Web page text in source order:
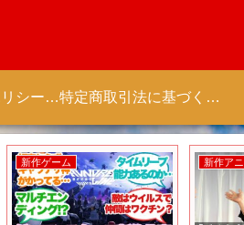
プライバシーポリシー 【Colorful Creation】 特定商取引法に基づく表記（商取引に関する開示）
新作ゲーム 新作ア